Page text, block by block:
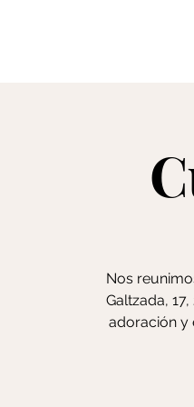
Nos
Galtzada,
adoración y